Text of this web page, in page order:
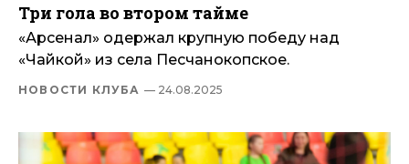
Три гола во втором тайме
«Арсенал» одержал крупную победу над
«Чайкой» из села Песчанокопское.
НОВОСТИ КЛУБА — 24.08.2025